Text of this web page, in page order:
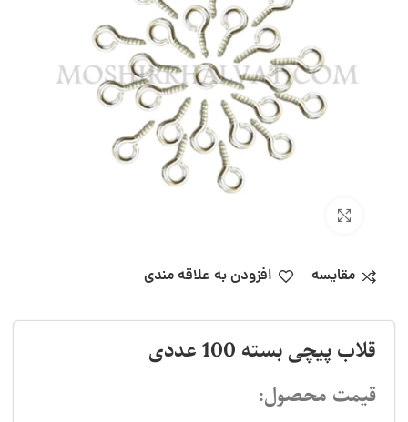
مقایسه افزودن به علاقه مندی
قلاب پیچی بسته 100 عددی
قیمت محصول: